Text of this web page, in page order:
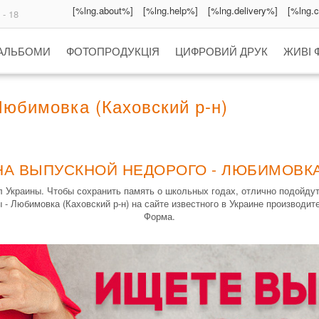
18 [%lng.about%] [%lng.help%] [%lng.delivery%]
ФОТОПРОДУКЦІЯ ЦИФРОВИЙ ДРУК ЖИВІ
(Каховский р-н)
ВЫПУСКНОЙ НЕДОРОГО -
Чтобы сохранить память о школьных годах, отлично
(Каховский р-н) на сайте известного в Украине
Форма.